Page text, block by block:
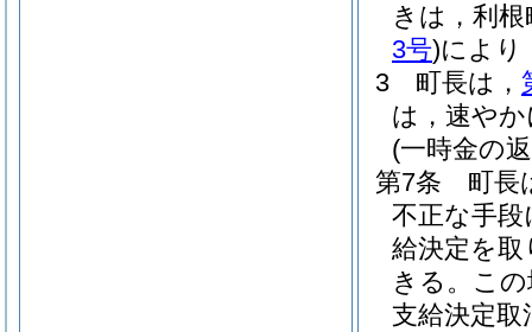
きは，利
3号)により
3
町長は，
は，速や
(一時金の
第7条
町長
不正な手
給決定を
きる。 こ
支給決定取